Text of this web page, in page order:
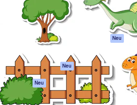
KI-Bildgenerator
KI-Videogenerator
Stimmengenerator
MCP für
Claude/ChatGPT
Neu
Agenten Neu
Support
Neu
Partner
Unternehmen